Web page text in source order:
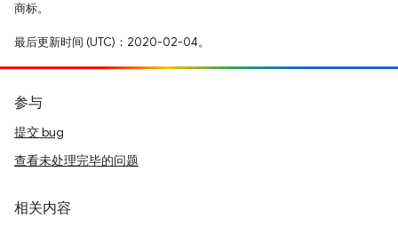
商标。
最后更新时间 (UTC)：2020-02-04。
参与
提交 bug
查看未处理完毕的问题
相关内容